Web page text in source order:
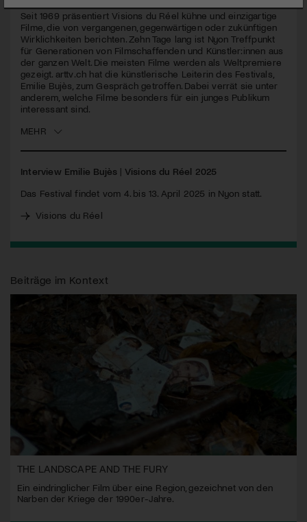
Seit 1969 präsentiert Visions du Réel kühne und einzigartige
Filme, die von vergangenen, gegenwärtigen oder zukünftigen
Wirklichkeiten berichten. Zehn Tage lang ist Nyon Treffpunkt
für Generationen von Filmschaffenden und Künstler:innen aus
der ganzen Welt. Die meisten Filme werden als Weltpremiere
gezeigt. arttv.ch hat die künstlerische Leiterin des Festivals,
Emilie Bujès, zum Gespräch getroffen. Dabei verrät sie unter
anderem, welche Filme besonders für ein junges Publikum
interessant sind.
MEHR
Interview Emilie Bujès | Visions du Réel 2025
Das Festival findet vom 4. bis 13. April 2025 in Nyon statt.
Visions du Réel
Beiträge im Kontext
THE LANDSCAPE AND THE FURY
Ein eindringlicher Film über eine Region, gezeichnet von den
Narben der Kriege der 1990er-Jahre.